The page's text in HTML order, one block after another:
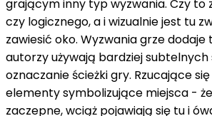
grającym inny typ wyzwania. Czy to
czy logicznego, a i wizualnie jest tu
zawiesić oko. Wyzwania grze
autorzy używają bardziej
oznaczanie ścieżki gry. Rzucające
elementy symbolizujące miejsca -
zaczepne, wciąż pojawiają się tu i